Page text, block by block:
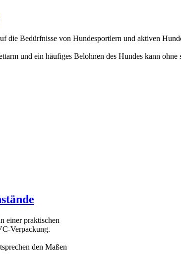
die Bedürfnisse von Hundesportlern und aktiven
und ein häufiges Belohnen des Hundes kann
einer praktischen
Verpackung.
den Maßen